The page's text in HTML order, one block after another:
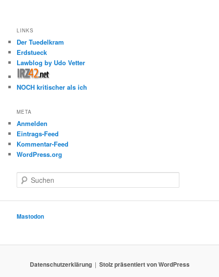
LINKS
Der Tuedelkram
Erdstueck
Lawblog by Udo Vetter
NOCH kritischer als ich
META
Anmelden
Eintrags-Feed
Kommentar-Feed
WordPress.org
u
e
Mastodon
Datenschutzerklärung Stolz präsentiert von WordPress